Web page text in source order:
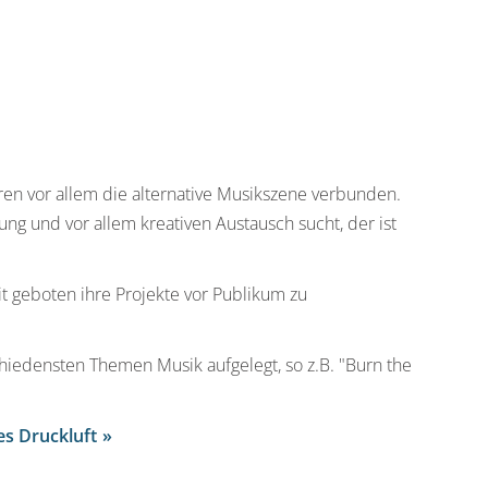
vor allem die alternative Musikszene verbunden.
und vor allem kreativen Austausch sucht, der ist
ihre Projekte vor Publikum zu
Themen Musik aufgelegt, so z.B. "Burn the
Druckluft